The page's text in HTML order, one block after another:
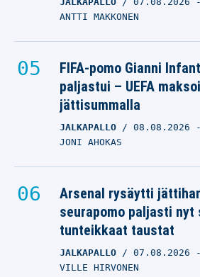
ANTTI MAKKONEN
FIFA-pomo Gianni
paljastui – UEFA
jättisummalla
JALKAPALLO 08.08.2026
JONI AHOKAS
Arsenal rysäytti
seurapomo paljasti nyt
tunteikkaat taustat
JALKAPALLO 07.08.2026
VILLE HIRVONEN